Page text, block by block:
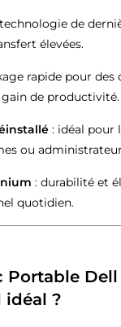
de
élevées.
rapide pour des
de productivité.
: idéal pour
ou
: durabilité et
quotidien.
Portable
idéal ?